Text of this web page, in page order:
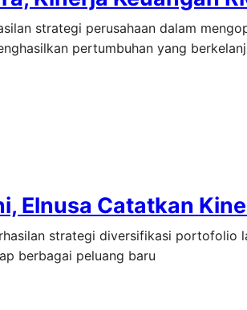
strategi perusahaan dalam
pertumbuhan yang
Elnusa Catatkan
strategi diversifikasi portofolio
berbagai peluang baru